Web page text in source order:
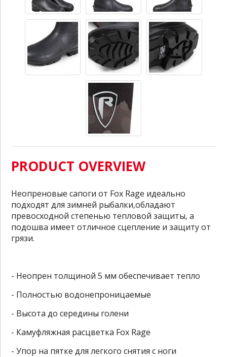
PRODUCT OVERVIEW
Неопреновые сапоги от Fox Rage идеально
подходят для зимней рыбалки,обладают
превосходной степенью тепловой защиты, а
подошва имеет отличное сцепление и защиту от
грязи.
- Неопрен толщиной 5 мм обеспечивает тепло
- Полностью водонепроницаемые
- Высота до середины голени
- Камуфляжная расцветка Fox Rage
- Упор на пятке для легкого снятия с ноги